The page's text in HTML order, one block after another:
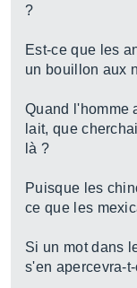
?
Est-ce que les
un bouillon aux
Quand l'homme
lait, que
là ?
Puisque les
ce que les
Si un mot dans
s'en apercevra-